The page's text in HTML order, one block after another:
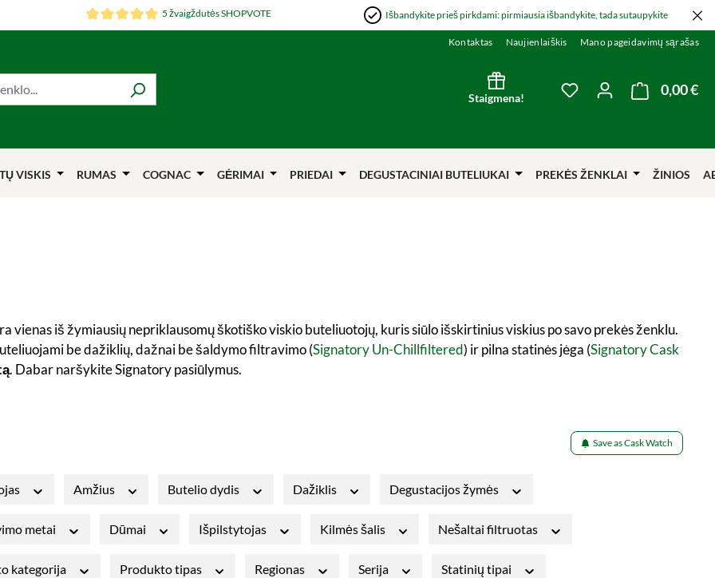
5 žvaigždutės SHOPVOTE Išbandykite prieš pirkdami: pirmiausia išbandykite, tada sutaupykite
Kontaktas Naujienlaiškis Mano pageidavimų sąrašas
Staigmena!
You have 0 wishlist
0,00 €
VISKIS RUMAS COGNAC GĖRIMAI PRIEDAI DEGUSTACINIAI BUTELIUKAI PREKĖS ŽENKLAI ŽINIOS
vienas iš žymiausių nepriklausomų škotiško viskio buteliuotojų, kuris siūlo išskirtinius viskius po savo prekės ženklu.
be dažiklių, dažnai be šaldymo filtravimo (Signatory Un-Chillfiltered) ir pilna statinės jėga (Signatory Cask
. Dabar naršykite Signatory pasiūlymus.
Save as Cask Watch
Amžius Butelio dydis Dažiklis Degustacijos žymės
metai Dūmai Išpilstytojas Kilmės šalis Nešaltai filtruotas
kategorija Produkto tipas Regionas Serija Statinių tipai